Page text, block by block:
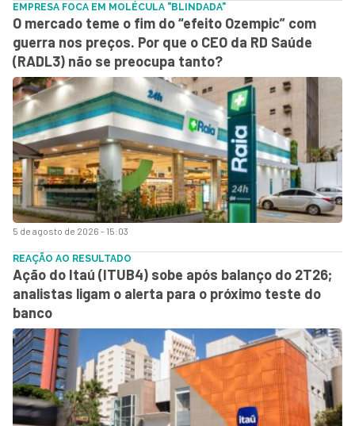
5 de agosto de 2026 - 15:03
EMPRESA FOCA EM MOLÉCULA "BLINDADA"
O mercado teme o fim do “efeito Ozempic” com
guerra nos preços. Por que o CEO da RD Saúde
(RADL3) não se preocupa tanto?
REAÇÃO AO RESULTADO
Ação do Itaú (ITUB4) sobe após balanço do 2T26;
analistas ligam o alerta para o próximo teste do
banco